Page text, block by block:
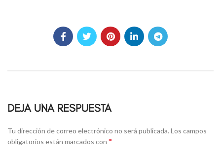
DEJA UNA RESPUESTA
Tu dirección de correo electrónico no será publicada.Los campos
obligatorios están marcados con *